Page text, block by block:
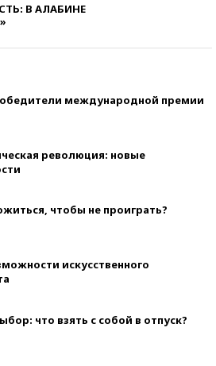
В АЛАБИНЕ
международной премии
революция: новые
чтобы не проиграть?
искусственного
что взять с собой в отпуск?